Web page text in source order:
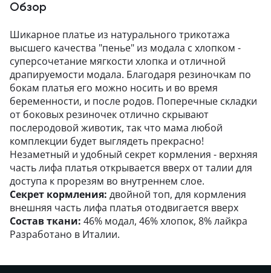
Обзор
Шикарное платье из натурального трикотажа
высшего качества "пенье" из модала с хлопком -
суперсочетание мягкости хлопка и отличной
драпируемости модала. Благодаря резиночкам по
бокам платья его можно носить и во время
беременности, и после родов. Поперечные складки
от боковых резиночек отлично скрывают
послеродовой животик, так что мама любой
комплекции будет выглядеть прекрасно!
Незаметный и удобный секрет кормления - верхняя
часть лифа платья открывается вверх от талии для
доступа к прорезям во внутреннем слое.
Секрет кормления: двойной топ, для кормления
внешняя часть лифа платья отодвигается вверх
Состав ткани: 46% модал, 46% хлопок, 8% лайкра
Разработано в Италии.